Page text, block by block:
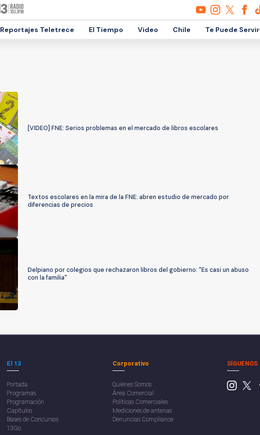
Reportajes Teletrece El Tiempo Video Chile Te Puede Servir
[VIDEO] FNE: Serios problemas en el mercado de libros escolares
Textos escolares en la mira de la FNE: abren estudio de mercado por
diferencias de precios
Delpiano por colegios que rechazaron libros del gobierno: "Es casi un abuso
con la familia"
El 13
Portada
Programas
Programación
Capítulos
Bases de Concursos
13Go
Corporativo
Quiénes Somos
Área Comercial
Políticas Comerciales
Mediciones de antenas
Denuncias Compliance
SÍGUENOS